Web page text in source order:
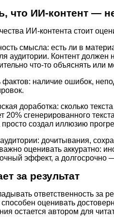
что ИИ-контент —
ИИ-контента стоит
смысла: есть ли в
аудитории. Контент должен
что-то объяснять или
фактов: наличие ошибок,
доработка: сколько
20% сгенерированного
просто создал иллюзию
дочитывания,
оценивать аккуратно:
эффект, а долгосрочно
за результат
ответственность за
оценивать
остается автором для